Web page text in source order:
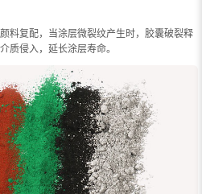
料复配，当涂层微裂纹产生时，胶囊破裂释
质侵入，延长涂层寿命。